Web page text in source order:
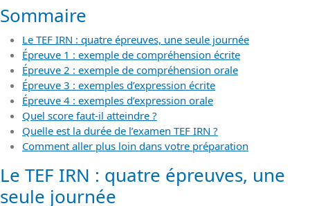
Sommaire
Le TEF IRN : quatre épreuves, une seule journée
Épreuve 1 : exemple de compréhension écrite
Épreuve 2 : exemple de compréhension orale
Épreuve 3 : exemples d’expression écrite
Épreuve 4 : exemples d’expression orale
Quel score faut-il atteindre ?
Quelle est la durée de l’examen TEF IRN ?
Comment aller plus loin dans votre préparation
Le TEF IRN : quatre épreuves, une
seule journée